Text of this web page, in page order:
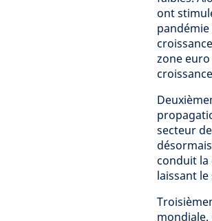
ont
zone
secteur
conduit la
laissant